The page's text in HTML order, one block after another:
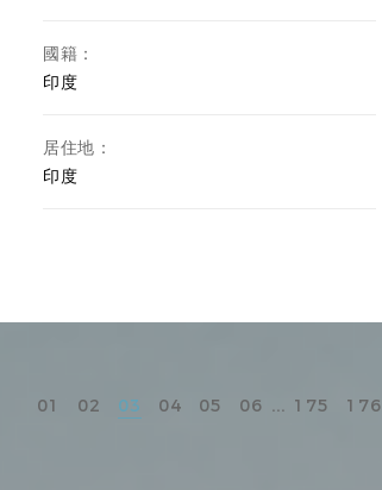
國籍：
印度
居住地：
印度
01 02 03 04 05 06 ... 175 176